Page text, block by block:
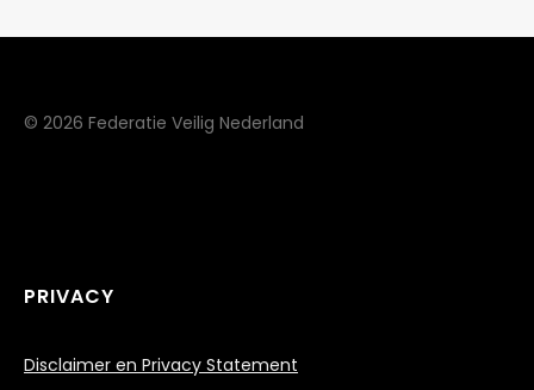
© 2026 Federatie Veilig Nederland
PRIVACY
Disclaimer en Privacy Statement